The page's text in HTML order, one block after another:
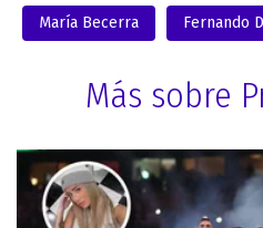
María Becerra Fernando
Más sobre